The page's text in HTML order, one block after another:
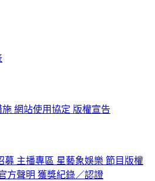
施 網站使用協定 版權宣告
募 主播專區 星藝象娛樂 節目版權
方聲明 獲獎紀錄／認證